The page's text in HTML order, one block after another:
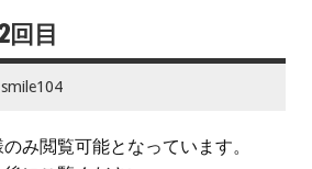
回目
smile104
み閲覧可能となっています。